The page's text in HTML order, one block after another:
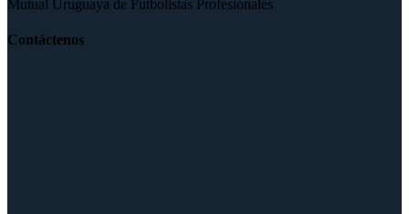
Mutual Uruguaya de Futbolistas Profesionales
Contáctenos